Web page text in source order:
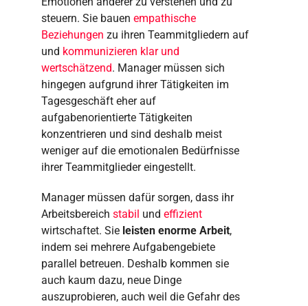
steuern. Sie bauen empathische
Beziehungen zu ihren Teammitgliedern auf
und kommunizieren klar und
wertschätzend. Manager müssen sich
hingegen aufgrund ihrer Tätigkeiten im
Tagesgeschäft eher auf
aufgabenorientierte Tätigkeiten
konzentrieren und sind deshalb meist
weniger auf die emotionalen Bedürfnisse
ihrer Teammitglieder eingestellt.
Manager müssen dafür sorgen, dass ihr
Arbeitsbereich stabil und effizient
wirtschaftet. Sie leisten enorme Arbeit,
indem sei mehrere Aufgabengebiete
parallel betreuen. Deshalb kommen sie
auch kaum dazu, neue Dinge
auszuprobieren, auch weil die Gefahr des